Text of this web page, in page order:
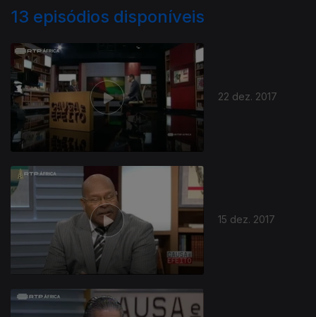
13 episódios disponíveis
22 dez. 2017
15 dez. 2017